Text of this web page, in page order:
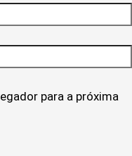
para a próxima